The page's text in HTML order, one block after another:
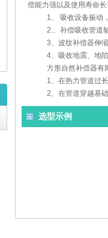
偿能力强以及使用寿命
1、 吸收设备振
2.、补偿吸收管
3、波纹补偿器伸
4、吸收地震、
方形自然补偿器
1、在热力管道过
2、在管道穿越基
选型示例